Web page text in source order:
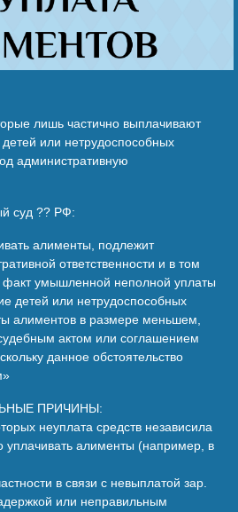
лишь частично выплачивают
или нетрудоспособных
административную
суд ?? РФ:
алименты, подлежит
ответственности и в том
факт умышленной неполной уплаты
детей или нетрудоспособных
алиментов в размере меньшем,
актом или соглашением
данное обстоятельство
ПРИЧИНЫ:
неуплата средств независила
уплачивать алименты (например, в
в связи с невыплатой зар.
или неправильным